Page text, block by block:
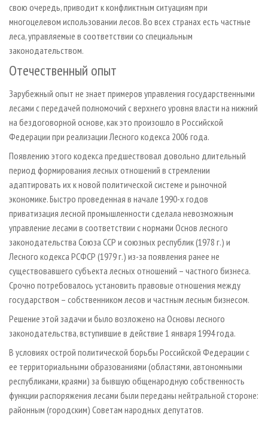
свою очередь, приводит к конфликтным ситуациям при
многоцелевом использовании лесов. Во всех странах есть частные
леса, управляемые в соответствии со специальным
законодательством.
Отечественный опыт
Зарубежный опыт не знает примеров управления государственными
лесами с передачей полномочий с верхнего уровня власти на нижний
на бездоговорной основе, как это произошло в Российской
Федерации при реализации Лесного кодекса 2006 года.
Появлению этого кодекса предшествовал довольно длительный
период формирования лесных отношений в стремлении
адаптировать их к новой политической системе и рыночной
экономике. Быстро проведенная в начале 1990-х годов
приватизация лесной промышленности сделала невозможным
управление лесами в соответствии с нормами Основ лесного
законодательства Союза ССР и союзных республик (1978 г.) и
Лесного кодекса РСФСР (1979 г.) из-за появления ранее не
существовавшего субъекта лесных отношений – частного бизнеса.
Срочно потребовалось установить правовые отношения между
государством – собственником лесов и частным лесным бизнесом.
Решение этой задачи и было возложено на Основы лесного
законодательства, вступившие в действие 1 января 1994 года.
В условиях острой политической борьбы Российской Федерации с
ее территориальными образованиями (областями, автономными
республиками, краями) за бывшую общенародную собственность
функции распоряжения лесами были переданы нейтральной стороне:
районным (городским) Советам народных депутатов.